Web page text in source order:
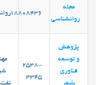
مجله
روانشناسی
18808436
پژوهش
و توسعه
فناوری
پلیمر
2538-
3345
نفت